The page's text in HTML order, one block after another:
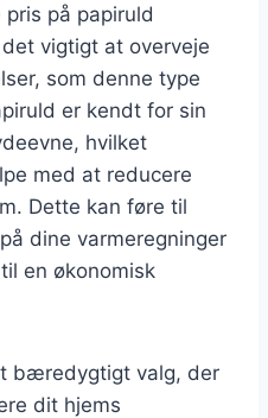
på papiruld
vigtigt at overveje
som denne type
er kendt for sin
hvilket
med at reducere
Dette kan føre til
dine varmeregninger
en økonomisk
bæredygtigt valg, der
dit hjems